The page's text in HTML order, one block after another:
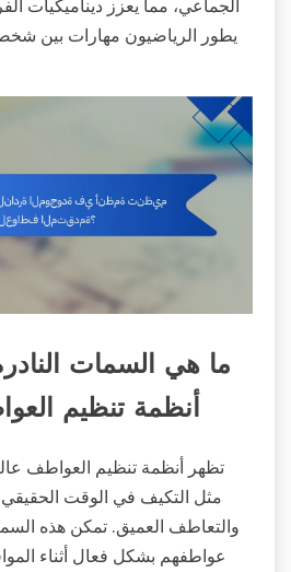
الجماعي، مما يعزز ديناميكيات
يطور الرياضيون مهارات بين
ما هي السمات
أنظمة تنظيم
تظهر أنظمة تنظيم العواطف
مثل التكيف في الوقت
والتعاطف العميق. تمكن هذه
عواطفهم بشكل فعال أثناء